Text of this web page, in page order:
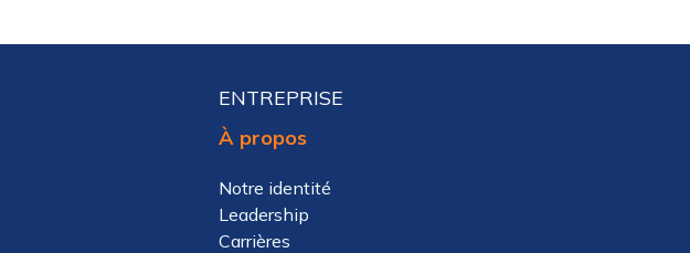
ENTREPRISE
À propos
Notre identité
Leadership
Carrières